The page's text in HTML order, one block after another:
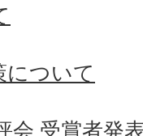
について
会 受賞者発